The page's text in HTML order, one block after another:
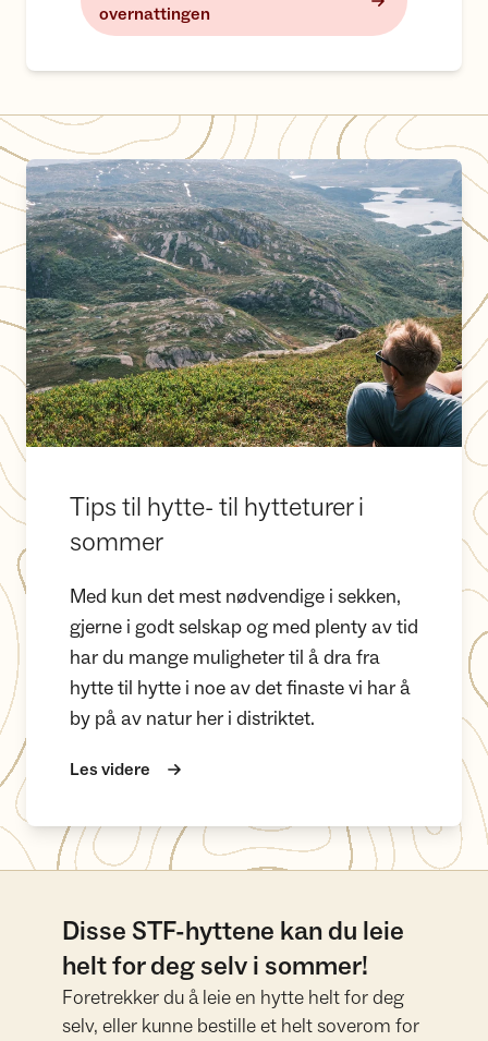
overnattingen
Tips til hytte- til hytteturer i sommer
Tips til hytte- til hytteturer i
sommer
Med kun det mest nødvendige i sekken,
gjerne i godt selskap og med plenty av tid
har du mange muligheter til å dra fra
hytte til hytte i noe av det finaste vi har å
by på av natur her i distriktet.
Les videre
Disse STF-hyttene kan du leie
helt for deg selv i sommer!
Foretrekker du å leie en hytte helt for deg
selv, eller kunne bestille et helt soverom for